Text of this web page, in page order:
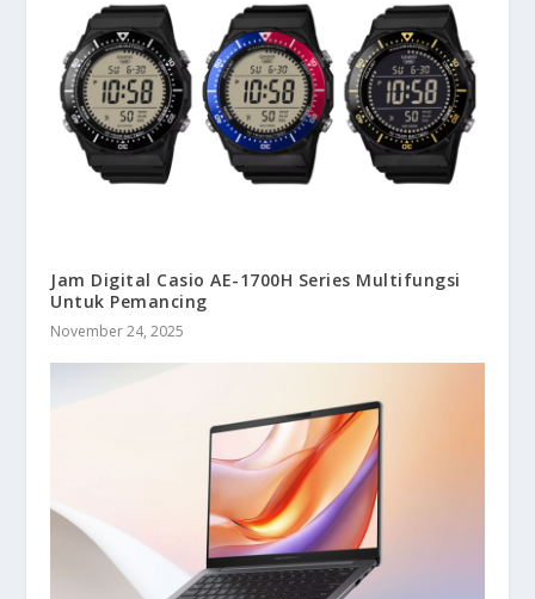
Jam Digital Casio AE-1700H Series Multifungsi
Untuk Pemancing
November 24, 2025